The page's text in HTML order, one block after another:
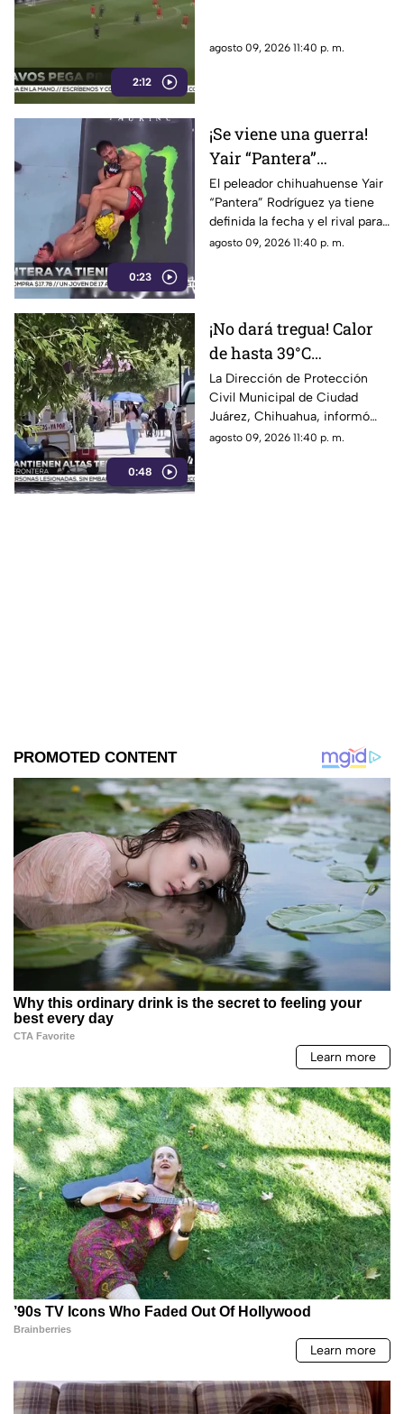
2:12
Leagues Cup
agosto 09, 2026 11:40 p. m.
0:23
¡Se viene una guerra!
Yair “Pantera”
Rodríguez enfrentará a
Jens Silva y buscará
volver por el título de
UFC
El peleador chihuahuense Yair
“Pantera” Rodríguez ya tiene
definida la fecha y el rival para
su esperado regreso al
agosto 09, 2026 11:40 p. m.
0:48
¡No dará tregua! Calor
de hasta 39°C
continuará en Ciudad
Juárez y autoridades
piden extremar
precauciones
La Dirección de Protección
Civil Municipal de Ciudad
Juárez, Chihuahua, informó
que continuarán registrándose
agosto 09, 2026 11:40 p. m.